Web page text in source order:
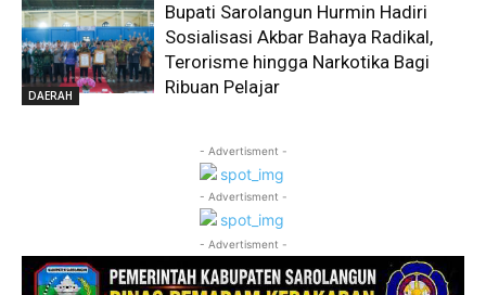
DAERAH
Bupati Sarolangun Hurmin Hadiri
Sosialisasi Akbar Bahaya Radikal,
Terorisme hingga Narkotika Bagi
Ribuan Pelajar
- Advertisment -
- Advertisment -
- Advertisment -